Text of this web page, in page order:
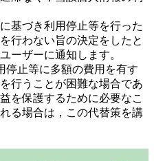
基づき利用停止等を行った
行わない旨の決定をしたと
ーザーに通知します。
停止等に多額の費用を有す
行うことが困難な場合であ
を保護するために必要なこ
る場合は，この代替策を講